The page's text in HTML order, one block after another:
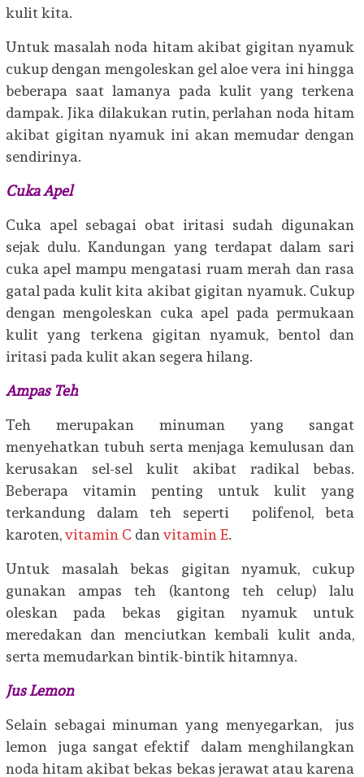
kulit kita.
Untuk masalah noda hitam akibat gigitan nyamuk
cukup dengan mengoleskan gel aloe vera ini hingga
beberapa saat lamanya pada kulit yang terkena
dampak. Jika dilakukan rutin, perlahan noda hitam
akibat gigitan nyamuk ini akan memudar dengan
sendirinya.
Cuka Apel
Cuka apel sebagai obat iritasi sudah digunakan
sejak dulu. Kandungan yang terdapat dalam sari
cuka apel mampu mengatasi ruam merah dan rasa
gatal pada kulit kita akibat gigitan nyamuk. Cukup
dengan mengoleskan cuka apel pada permukaan
kulit yang terkena gigitan nyamuk, bentol dan
iritasi pada kulit akan segera hilang.
Ampas Teh
Teh merupakan minuman yang sangat
menyehatkan tubuh serta menjaga kemulusan dan
kerusakan sel-sel kulit akibat radikal bebas.
Beberapa vitamin penting untuk kulit yang
terkandung dalam teh seperti polifenol, beta
karoten,vitamin C dan vitamin E.
Untuk masalah bekas gigitan nyamuk, cukup
gunakan ampas teh (kantong teh celup) lalu
oleskan pada bekas gigitan nyamuk untuk
meredakan dan menciutkan kembali kulit anda,
serta memudarkan bintik-bintik hitamnya.
Jus Lemon
Selain sebagai minuman yang menyegarkan, jus
lemon juga sangat efektif dalam menghilangkan
noda hitam akibat bekas bekas jerawat atau karena